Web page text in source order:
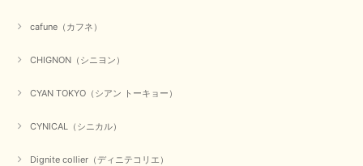
cafune（カフネ）
CHIGNON（シニヨン）
CYAN TOKYO（シアン トーキョー）
CYNICAL（シニカル）
Dignite collier（ディニテコリエ）